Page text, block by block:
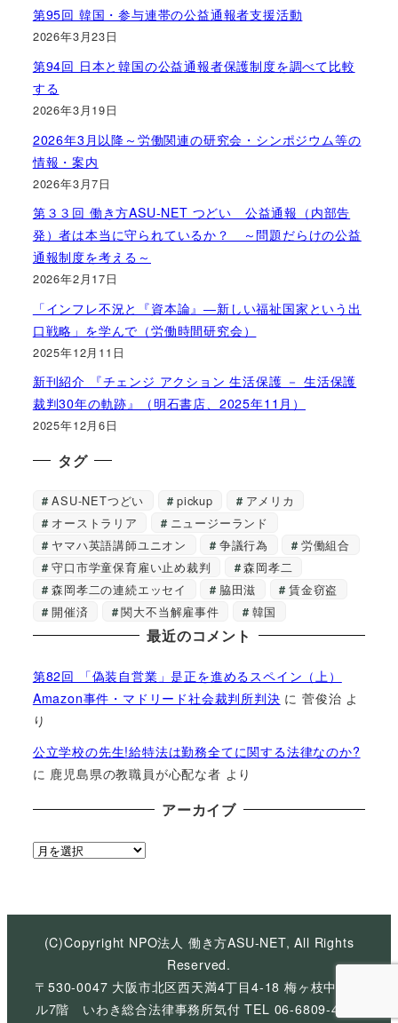
第95回 韓国・参与連帯の公益通報者支援活動
2026年3月23日
第94回 日本と韓国の公益通報者保護制度を調べて比較
する
2026年3月19日
2026年3月以降～労働関連の研究会・シンポジウム等の
情報・案内
2026年3月7日
第３３回 働き方ASU-NET つどい 公益通報（内部告
発）者は本当に守られているか？ ～問題だらけの公益
通報制度を考える～
2026年2月17日
「インフレ不況と『資本論』―新しい福祉国家という出
口戦略」を学んで（労働時間研究会）
2025年12月11日
新刊紹介 『チェンジ アクション 生活保護 － 生活保護
裁判30年の軌跡』（明石書店、2025年11月）
2025年12月6日
タグ
ASU-NETつどい pickup
アメリカ
オーストラリア
ニュージーランド
ヤマハ英語講師ユニオン
争議行為
労働組合
守口市学童保育雇い止め裁判
森岡孝二
森岡孝二の連続エッセイ
脇田滋
賃金窃盗
開催済
関大不当解雇事件 韓国
最近のコメント
第82回 「偽装自営業」是正を進めるスペイン（上）
Amazon事件・マドリード社会裁判所判決 に菅俊治 よ
り
公立学校の先生!給特法は勤務全てに関する法律なのか?
に 鹿児島県の教職員が心配な者 より
アーカイブ
ア
イ
(C)Copyright NPO法人 働き方ASU-NET, All Rights
Reserved.
〒530-0047 大阪市北区西天満4丁目4-18 梅ヶ枝中央ビ
ル7階 いわき総合法律事務所気付 TEL 06-6809-4926